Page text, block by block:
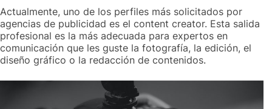
Actualmente, uno de los perfiles más solicitados por
agencias de publicidad es el content creator. Esta salida
profesional es la más adecuada para expertos en
comunicación que les guste la fotografía, la edición, el
diseño gráfico o la redacción de contenidos.